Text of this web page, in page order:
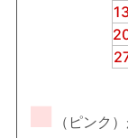
■ （ピンク